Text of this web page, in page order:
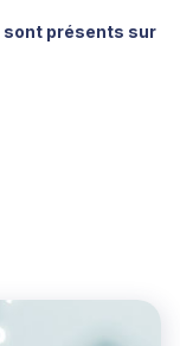
sont présents sur